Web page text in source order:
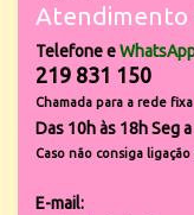
Atendimento
Telefone e
219 831 150
Chamada para a rede
Das 10h às 18h Seg
Caso não consiga
E-mail: